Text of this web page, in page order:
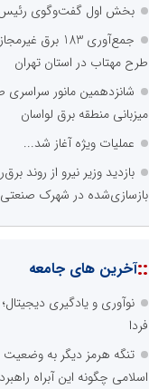
بخش اول گفت‌وگوی
جمع‌آوری 183
طرح مهتاب در استان تهران
شانزدهمین مانور سراسری
میزبانی منطقه برق لواسان
عملیات ویژه آغاز شد...
بازدید وزیر نیرو از روند
بازسازی‌شده در شهرک
::آخرین های جامعه
نوآوری و یادگیری
فردا
تنگه هرمز دیگر به
اسلامی چگونه این آبراه